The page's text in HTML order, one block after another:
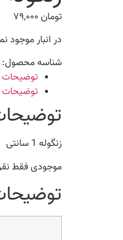
تومان
در انبار موجود
شناسه محصول:
توضیحات
توضیحات
زنگوله 1 سانتی
موجودی فقط